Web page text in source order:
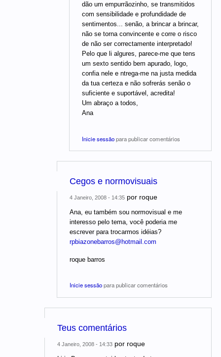
dão um empurrãozinho, se transmitidos
com sensibilidade e profundidade de
sentimentos... senão, a brincar a brincar,
não se torna convincente e corre o risco
de não ser correctamente interpretado!
Pelo que li algures, parece-me que tens
um sexto sentido bem apurado, logo,
confia nele e ntrega-me na justa medida
da tua certeza e não sofrerás senão o
suficiente e suportável, acredita!
Um abraço a todos,
Ana
Inicie sessãopara publicar comentários
Cegos e normovisuais
4 Janeiro, 2008 - 14:35 por roque
Ana, eu também sou normovisual e me
interesso pelo tema, você poderia me
escrever para trocarmos idéias?
rpbiazonebarros@hotmail.com
roque barros
Inicie sessãopara publicar comentários
Teus comentários
4 Janeiro, 2008 - 14:33 por roque